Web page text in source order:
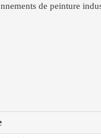
de peinture